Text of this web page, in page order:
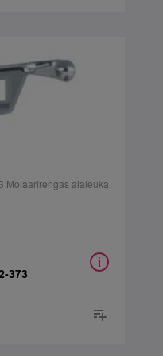
Molaarirengas alaleuka
373